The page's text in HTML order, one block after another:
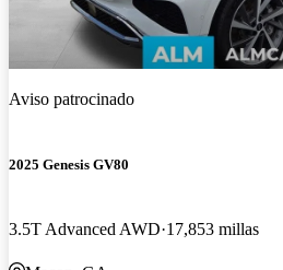
Aviso patrocinado
2025 Genesis GV80
3.5T Advanced AWD 17,853 millas